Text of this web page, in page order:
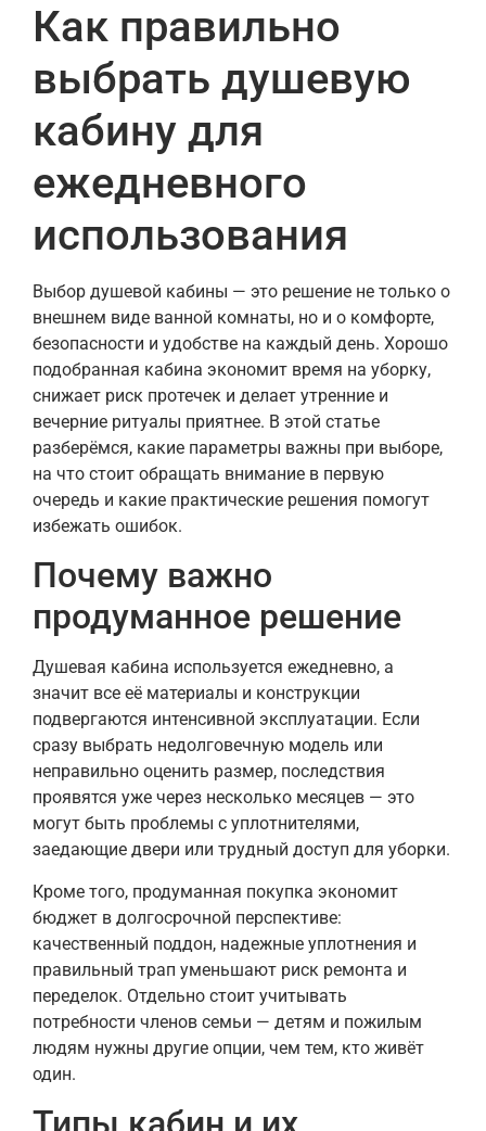
Как правильно
выбрать душевую
кабину для
ежедневного
использования
Выбор душевой кабины — это решение не только о
внешнем виде ванной комнаты, но и о комфорте,
безопасности и удобстве на каждый день. Хорошо
подобранная кабина экономит время на уборку,
снижает риск протечек и делает утренние и
вечерние ритуалы приятнее. В этой статье
разберёмся, какие параметры важны при выборе,
на что стоит обращать внимание в первую
очередь и какие практические решения помогут
избежать ошибок.
Почему важно
продуманное решение
Душевая кабина используется ежедневно, а
значит все её материалы и конструкции
подвергаются интенсивной эксплуатации. Если
сразу выбрать недолговечную модель или
неправильно оценить размер, последствия
проявятся уже через несколько месяцев — это
могут быть проблемы с уплотнителями,
заедающие двери или трудный доступ для уборки.
Кроме того, продуманная покупка экономит
бюджет в долгосрочной перспективе:
качественный поддон, надежные уплотнения и
правильный трап уменьшают риск ремонта и
переделок. Отдельно стоит учитывать
потребности членов семьи — детям и пожилым
людям нужны другие опции, чем тем, кто живёт
один.